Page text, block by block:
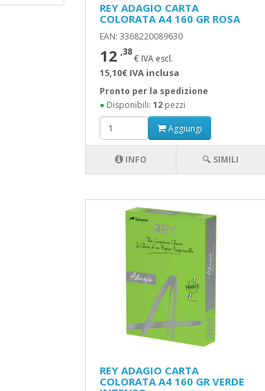
REY ADAGIO CARTA
COLORATA A4 160 GR ROSA
EAN: 3368220089630
12 ,38
€ IVA escl.
15,10€ IVA inclusa
Pronto per la spedizione
●Disponibili: 12pezzi
Aggiungi
INFO 🔍 SIMILI
REY ADAGIO CARTA
COLORATA A4 160 GR VERDE